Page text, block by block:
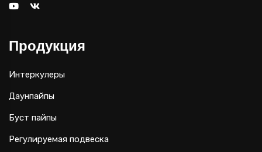
Продукция
Интеркулеры
Даунпайпы
Буст пайпы
Регулируемая подвеска